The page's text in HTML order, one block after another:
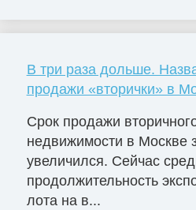
В три раза дольше.
продажи «вторички» в
Срок продажи
недвижимости в Москве
увеличился. Сейчас
продолжительность
лота на в...